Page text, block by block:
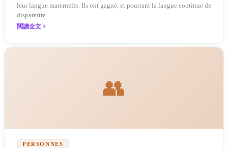
leur langue maternelle. Ils ont gagné, et pourtant la langue continue de
disparaître.
閱讀全文
👥
PERSONNES